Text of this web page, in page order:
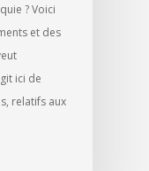
? Voici
et des
ici de
relatifs aux